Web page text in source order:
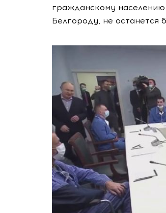
гражданскому
Белгороду, не останется